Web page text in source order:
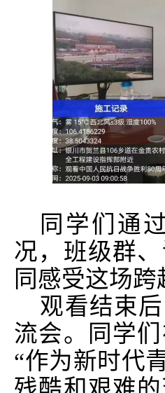
同学们通
况，班级群
同感受这场
观看结束
流会。同学
“作为新时代